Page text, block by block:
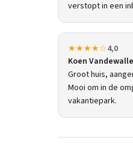
verstopt in een
★★★★☆4,0
Koen Vandewalle
Groot huis,
Mooi om in de
vakantiepark.